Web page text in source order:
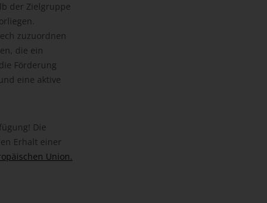
der Zielgruppe
zuzuordnen
die ein
Förderung
eine aktive
Die
Erhalt einer
Union.